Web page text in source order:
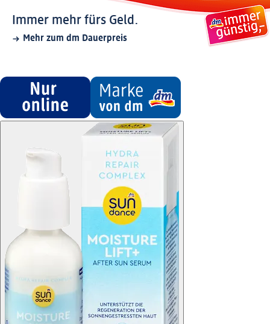
Immer mehr fürs Geld.
Mehr zum dm Dauerpreis